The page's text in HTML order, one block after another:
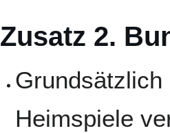
Zusatz 2.
Heimspiele